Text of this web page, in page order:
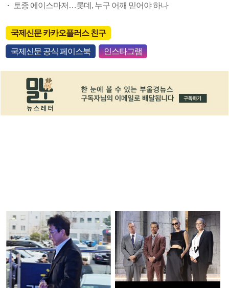
토종 에이스마저…롯데, 누구 어깨 믿어야 하나
국제신문 카카오플러스 친구
국제신문 공식 페이스북 인스타그램